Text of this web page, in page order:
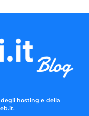
hosting e della